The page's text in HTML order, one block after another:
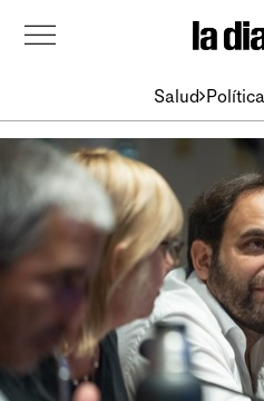
Salud